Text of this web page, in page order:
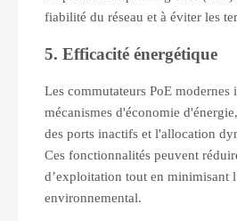
fiabilité du réseau et à éviter les
5. Efficacité énergétique
Les commutateurs PoE modernes
mécanismes d'économie
des ports inactifs et l'allocation
Ces fonctionnalités peuvent
d’exploitation tout en minimisant
environnemental.